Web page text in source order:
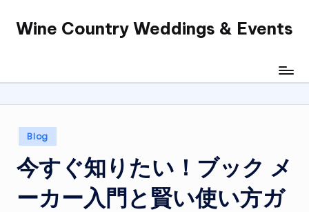
SkipWine Country Weddings & Events
Posted
in
Blog
今すぐ知りたい！ブック メ
ーカー入門と賢い使い方ガ